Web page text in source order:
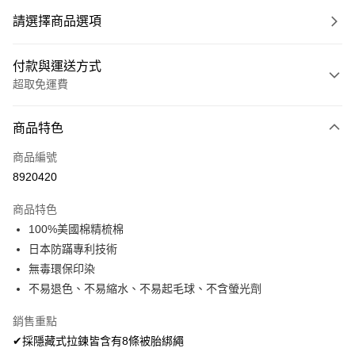
請選擇商品選項
付款與運送方式
超取免運費
信用卡一次付款
超商取貨付款
Apple Pay
悠遊付
Google Pay
AFTEE先享後付
相關說明
商品特色
商品編號
8920420
商品特色
100%美國棉精梳棉
日本防蹣專利技術
無毒環保印染
不易退色、不易縮水、不易起毛球、不含螢光劑
銷售重點
✔採隱藏式拉鍊皆含有8條被胎綁繩